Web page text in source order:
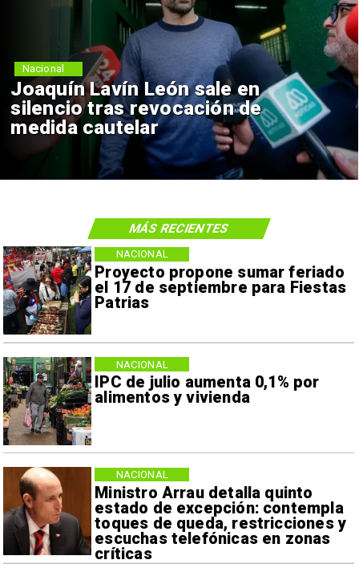
Chile y Venezuela formalizan
reinicio de relaciones
consulares
Nacional
Proyecto propone sumar feriado
el 17 de septiembre para Fiestas
Patrias
NACIONAL
IPC de julio aumenta 0,1% por
alimentos y vivienda
NACIONAL
Ministro Arrau detalla quinto
estado de excepción: contempla
toques de queda, restricciones y
escuchas telefónicas en zonas
críticas
NACIONAL
MÁS RECIENTES